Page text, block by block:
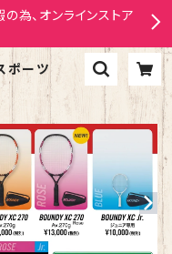
為、オンラインストア
ポーツ